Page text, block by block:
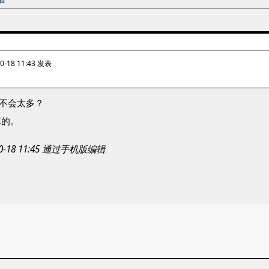
18 11:43 发表
会太多？
。
18 11:45 通过手机版编辑